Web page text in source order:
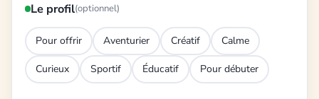
Le profil(optionnel)
Pour offrir Aventurier Créatif Calme
Curieux Sportif Éducatif Pour débuter